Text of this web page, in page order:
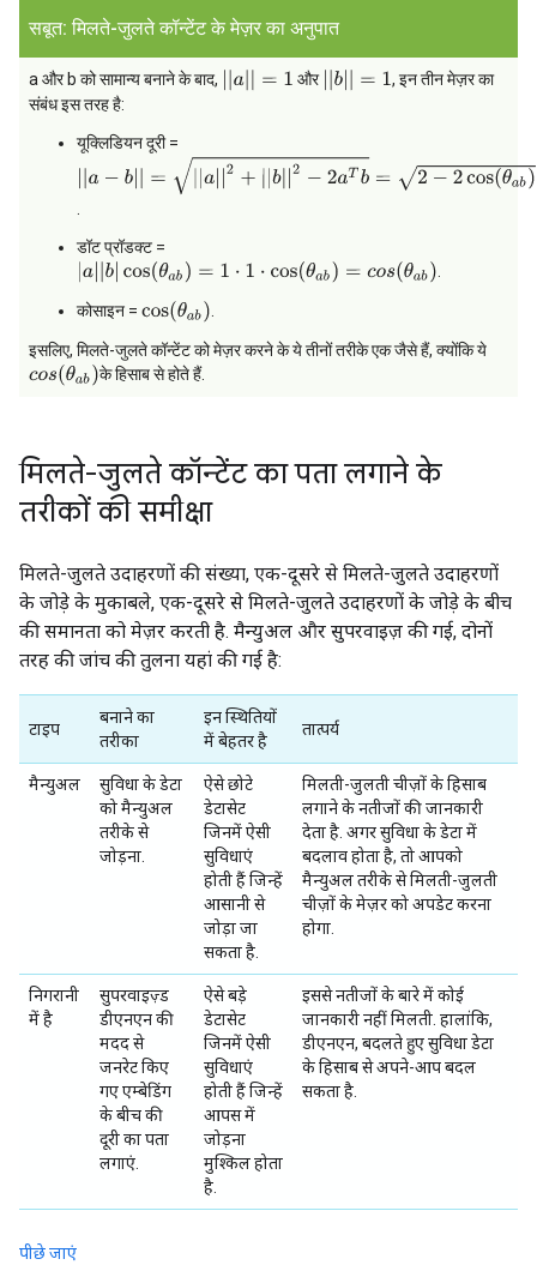
सबूत: मिलते-जुलते कॉन्टेंट के मेज़र का अनुपात
a और b को सामान्य बनाने के बाद, a|| 1 और b|| 1
, इन तीन मेज़र का
संबंध इस तरह है:
यूक्लिडियन दूरी =
|a = |a b||2−2aTb=2−2cos(θab)
डॉट प्रॉडक्ट =
a| b|cos(θab)= 1 ⋅1⋅ cos (θ a b)=cos(θ a b)
कोसाइन = cos(θab)
इसलिए, मिलते-जुलते कॉन्टेंट को मेज़र करने के ये तीनों तरीके एक जैसे हैं, क्योंकि ये
cos(θab)के हिसाब से होते हैं.
मिलते-जुलते कॉन्टेंट का पता लगाने के
तरीकों की समीक्षा
मिलते-जुलते उदाहरणों की संख्या, एक-दूसरे से मिलते-जुलते उदाहरणों
के जोड़े के मुकाबले, एक-दूसरे से मिलते-जुलते उदाहरणों के जोड़े के बीच
की समानता को मेज़र करती है. मैन्युअल और सुपरवाइज़ की गई, दोनों
तरह की जांच की तुलना यहां की गई है:
टाइप
बनाने का
तरीका
इन स्थितियों
में बेहतर है
तात्पर्य
मैन्युअल
सुविधा के डेटा
को मैन्युअल
तरीके से
जोड़ना.
ऐसे छोटे
डेटासेट
जिनमें ऐसी
सुविधाएं
होती हैं जिन्हें
आसानी से
जोड़ा जा
सकता है.
मिलती-जुलती चीज़ों के हिसाब
लगाने के नतीजों की जानकारी
देता है. अगर सुविधा के डेटा में
बदलाव होता है, तो आपको
मैन्युअल तरीके से मिलती-जुलती
चीज़ों के मेज़र को अपडेट करना
होगा.
निगरानी
में है
सुपरवाइज़्ड
डीएनएन की
मदद से
जनरेट किए
गए एम्बेडिंग
के बीच की
दूरी का पता
लगाएं.
ऐसे बड़े
डेटासेट
जिनमें ऐसी
सुविधाएं
होती हैं जिन्हें
आपस में
जोड़ना
मुश्किल होता
है.
इससे नतीजों के बारे में कोई
जानकारी नहीं मिलती. हालांकि,
डीएनएन, बदलते हुए सुविधा डेटा
के हिसाब से अपने-आप बदल
सकता है.
पीछे जाएं